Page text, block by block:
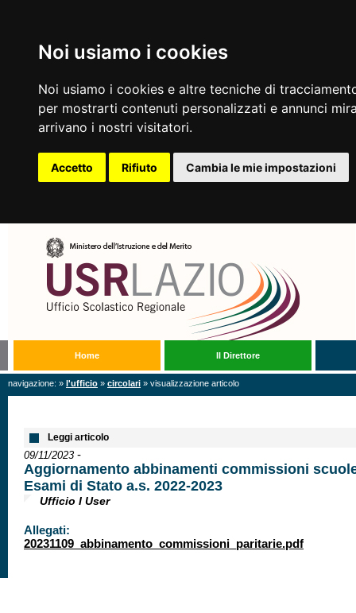
Noi usiamo i cookies
Noi usiamo i cookies e altre tecniche di
per mostrarti contenuti personalizzati e annunci
arrivano i nostri visitatori.
Accetto Rifiuto Cambia le mie impostazioni
Home Il Direttore
navigazione: » l'ufficio » circolari » visualizzazione articolo
Leggi articolo
09/11/2023 -
Aggiornamento abbinamenti commissioni
Esami di Stato a.s. 2022-2023
Ufficio I User
Allegati:
20231109_abbinamento_commissioni_paritarie.pdf